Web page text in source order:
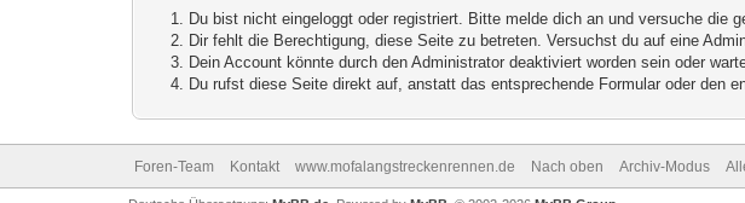
Du bist nicht eingeloggt oder registriert. Bitte melde dich an und versuche die
Dir fehlt die Berechtigung, diese Seite zu betreten. Versuchst du auf eine
Dein Account könnte durch den Administrator deaktiviert worden sein oder
Du rufst diese Seite direkt auf, anstatt das entsprechende Formular oder den
Foren-Team Kontakt www.mofalangstreckenrennen.de Nach oben Archiv-Modus